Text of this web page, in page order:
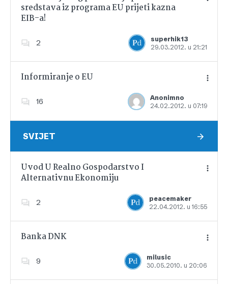
sredstava iz programa EU prijeti kazna
EIB-a!
2
superhik13
29.03.2012. u 21:21
Informiranje o EU
16
Anonimno
24.02.2012. u 07:19
Dodajte u favorite
SVIJET
Uvod U Realno Gospodarstvo I
Alternativnu Ekonomiju
2
peacemaker
22.04.2012. u 16:55
Dodajte u favorite
Banka DNK
9
milusic
30.05.2010. u 20:06
Dodajte u favorite